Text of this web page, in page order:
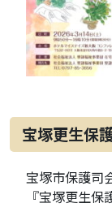
宝塚更生保
宝塚市保護司
『宝塚更生保